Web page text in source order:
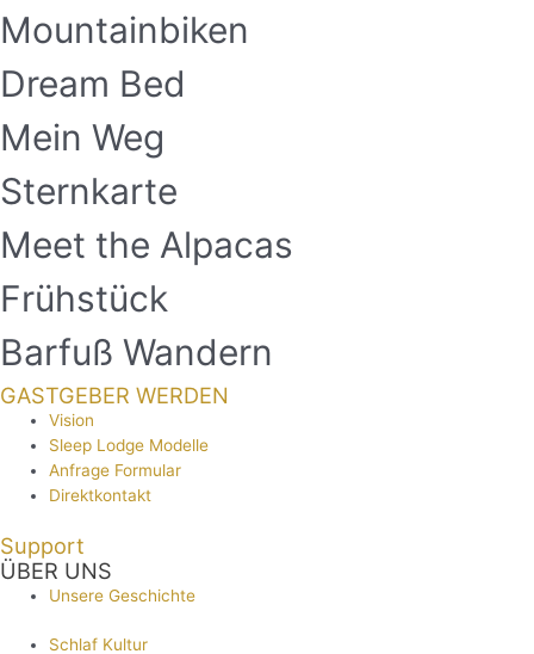
Mountainbiken
Dream Bed
Mein Weg
Sternkarte
Meet the Alpacas
Frühstück
Barfuß Wandern
GASTGEBER WERDEN
Vision
Sleep Lodge Modelle
Anfrage Formular
Direktkontakt
Support
ÜBER UNS
Unsere Geschichte
Schlaf Kultur